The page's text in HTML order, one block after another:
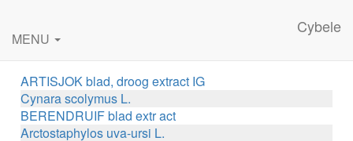
Cybele
MENU
ARTISJOK blad, droog extract IG
Cynara scolymus L.
BERENDRUIF blad extr act
Arctostaphylos uva-ursi L.